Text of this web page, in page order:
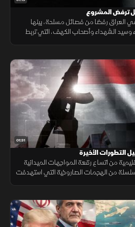
ترفض المشروع
العراق رفضا من فصائل مسلحة، بينها
وسيد الشهداء وأصحاب الكهف، التي تربط
01:31
التطورات الأخيرة
من اتساع رقعة المواجهات الميدانية
من الهجمات الصاروخية التي استهدفت